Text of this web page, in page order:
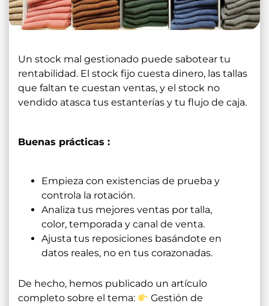
Un stock mal gestionado puede sabotear tu
rentabilidad. El stock fijo cuesta dinero, las tallas
que faltan te cuestan ventas, y el stock no
vendido atasca tus estanterías y tu flujo de caja.
Buenas prácticas :
Empieza con existencias de prueba y
controla la rotación.
Analiza tus mejores ventas por talla,
color, temporada y canal de venta.
Ajusta tus reposiciones basándote en
datos reales, no en tus corazonadas.
De hecho, hemos publicado un artículo
completo sobre el tema:
Gestión de